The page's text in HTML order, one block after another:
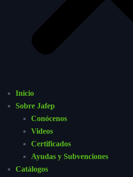
Inicio
Sobre Jafep
Conócenos
Videos
Certificados
Ayudas y Subvenciones
Catálogos